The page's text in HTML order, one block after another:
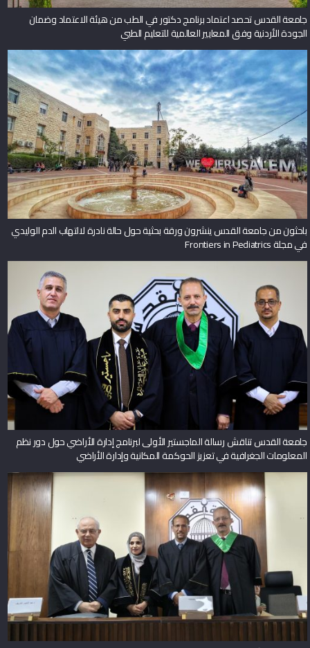
جامعة القدس تحصد اعتماد برنامج دكتور في الطب من هيئة الاعتماد وضمان
الجودة الأردنية وفق المعايير العالمية للتعليم الطبي
باحثون من جامعة القدس ينشرون ورقة بحثية حول حالة نادرة لالتهاب الدم الوليدي
في مجلة Frontiers in Pediatrics
جامعة القدس تناقش رسالة الماجستير الأولى لبرنامج إدارة الأراضي حول دور نظم
المعلومات الجغرافية في تعزيز الحوكمة المكانية وإدارة الأراضي